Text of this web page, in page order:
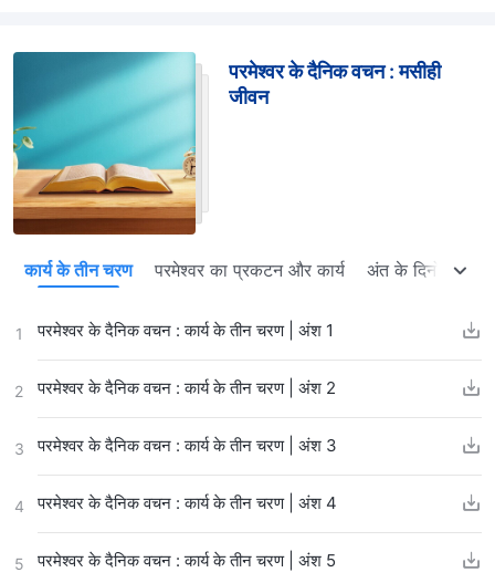
परमेश्वर के दैनिक वचन : मसीही
जीवन
कार्य के तीन चरण परमेश्वर का प्रकटन और कार्य अंत के दिनों में न्याय
1 परमेश्वर के दैनिक वचन : कार्य के तीन चरण | अंश 1
2 परमेश्वर के दैनिक वचन : कार्य के तीन चरण | अंश 2
3 परमेश्वर के दैनिक वचन : कार्य के तीन चरण | अंश 3
4 परमेश्वर के दैनिक वचन : कार्य के तीन चरण | अंश 4
5 परमेश्वर के दैनिक वचन : कार्य के तीन चरण | अंश 5